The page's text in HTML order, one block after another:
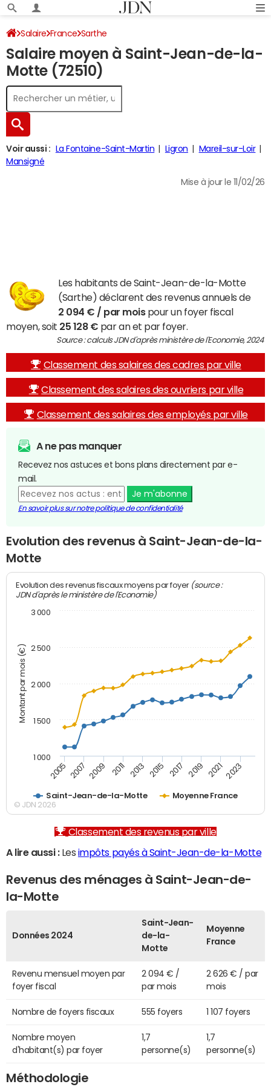
Salaire France Sarthe
Salaire moyen à Saint-Jean-de-la-
Motte (72510)
Voir aussi : La Fontaine-Saint-Martin Ligron
Mareil-sur-Loir
Mansigné
Mise à jour le 11/02/26
Les habitants de Saint-Jean-de-la-Motte
(Sarthe) déclarent des revenus annuels de
2 094 € / par moispour un foyer fiscal
moyen, soit 25 128 € par an et par foyer.
Source : calculs JDN d'après ministère de l'Economie, 2024
Classement des salaires des cadres par ville
Classement des salaires des ouvriers par ville
Classement des salaires des employés par ville
A ne pas manquer
Recevez nos astuces et bons plans directement par e-
mail.
Je m'abonne
En savoir plus sur notre politique de confidentialité
Evolution des revenus à Saint-Jean-de-la-
Motte
Montant par mois (€)
Evolution des revenus fiscaux moyens par foyer (source :
JDN d'après le ministère de l'Economie)
Saint-Jean-de-la-Motte Moyenne France
2005 2007 2009 2011 2013 2015 2017 2019 2021 2023
1 000
1 500
2 000
2 500
3 000
© JDN 2026
Classement des revenus par ville
A lire aussi :Les impôts payés à Saint-Jean-de-la-Motte
Revenus des ménages à Saint-Jean-de-
la-Motte
Données 2024
Saint-Jean-
de-la-
Motte
Moyenne
France
Revenu mensuel moyen par
foyer fiscal
2 094 € /
par mois
2 626 € / par
mois
Nombre de foyers fiscaux 555 foyers 1 107 foyers
Nombre moyen
d'habitant(s) par foyer
1,7
personne(s)
1,7
personne(s)
Méthodologie